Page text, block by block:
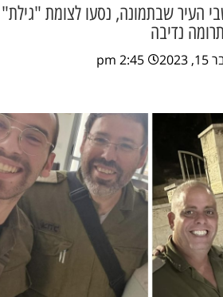
העיר שבתמונה, נסעו לצומת "גילת"
נדיבה
2:45 pm